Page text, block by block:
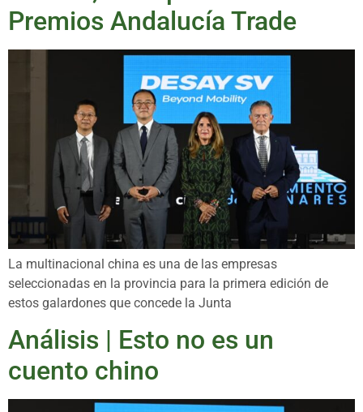
Premios Andalucía Trade
La multinacional china es una de las empresas
seleccionadas en la provincia para la primera edición de
estos galardones que concede la Junta
Análisis | Esto no es un
cuento chino